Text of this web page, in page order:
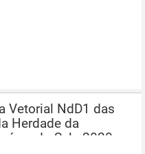
Vetorial NdD1 das
Herdade da
do Sal - 2020